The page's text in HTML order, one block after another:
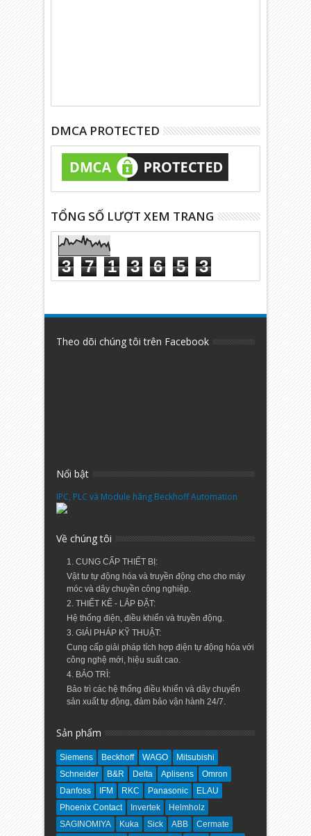
DMCA PROTECTED
TỔNG SỐ LƯỢT XEM TRANG
3 7 1 3 6 5 3
Theo dõi chúng tôi trên Facebook
Nổi bật
IPC, PLC và Module hãng Beckhoff Automation
Về chúng tôi
1. CUNG CẤP THIẾT BỊ:
Vật tư tự động hóa và truyền động cho cho máy
móc và dây chuyền công nghiệp.
2. THIẾT KẾ - LẮP ĐẶT:
Hệ thống điện, điều khiển và truyền động.
3. GIẢI PHÁP KỸ THUẬT:
Cung cấp giải pháp tích hợp điện tự động hóa với
công nghệ mới, hiệu suất cao.
4. BẢO TRÌ:
Bảo trì các hệ thống điều khiển và dây chuyển
sản xuất tự động, đảm bảo vận hành 24/7.
Sản phẩm
Siemens Beckhoff WAGO
Mitsubishi
Schneider
B&R Delta Aplisens
Omron
Danfoss
IFM RKC Panasonic
ELAU
Phoenix Contact
Invertek
Helmholz
SAGINOMIYA
Kuka Sick ABB Cermate